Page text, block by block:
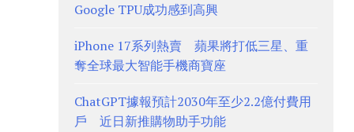
Google TPU成功感到高興
iPhone 17系列熱賣 蘋果將打低三星、重
奪全球最大智能手機商寶座
ChatGPT據報預計2030年至少2.2億付費用
戶 近日新推購物助手功能